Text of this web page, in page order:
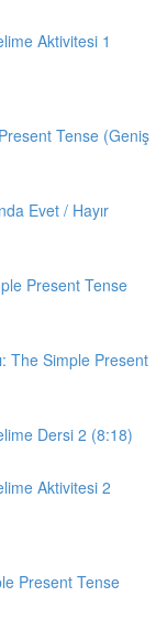
Aktivitesi 1
Tense (Geniş
Evet / Hayır
Present Tense
The Simple Present
Dersi 2 (8:18)
Aktivitesi 2
Present Tense